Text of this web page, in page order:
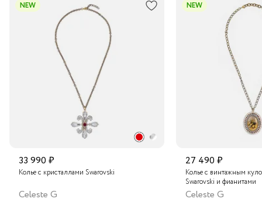
NEW
33 990 ₽
Колье с кристаллами Swarovski
Celeste G
NEW
27 490 ₽
Колье с винтажным
Swarovski и фианитами
Celeste G